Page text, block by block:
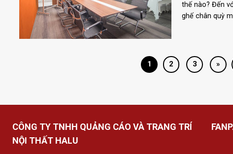
thế nào? Đến
ghế chân quỳ
1 2 3 »
CÔNG TY TNHH QUẢNG CÁO VÀ TRANG TRÍ
NỘI THẤT HALU